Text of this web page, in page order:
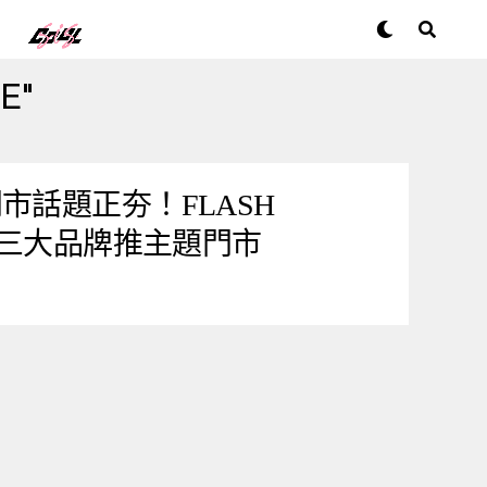
話題正夯！FLASH
大品牌推主題門市